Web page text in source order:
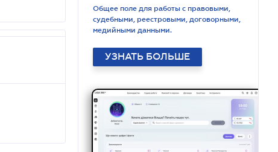
Общее поле для работы с правовыми,
судебными, реестровыми, договорными,
медийными данными.
УЗНАТЬ БОЛЬШЕ